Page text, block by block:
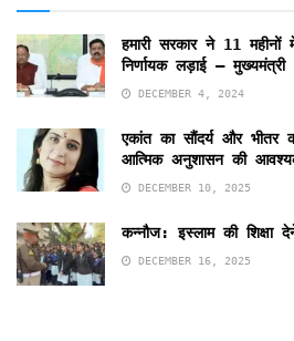
हमारी सरकार ने 11
निर्णायक लड़ाई – मुख्यमंत्री
DECEMBER 4, 2024
एकांत का सौंदर्य और
आत्मिक अनुशासन की
DECEMBER 10, 2025
कन्नौज: इस्लाम की शिक्षा
DECEMBER 16, 2025